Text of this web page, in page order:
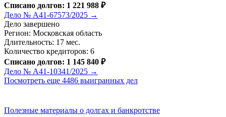
Списано долгов: 1 221 988 ₽
Дело № А41-67573/2025 →
Дело завершено
Регион: Московская область
Длительность: 17 мес.
Количество кредиторов: 6
Списано долгов: 1 145 840 ₽
Дело № А41-10341/2025 →
Посмотреть еще 4486 выигранных дел
Полезные материалы о долгах и банкротстве